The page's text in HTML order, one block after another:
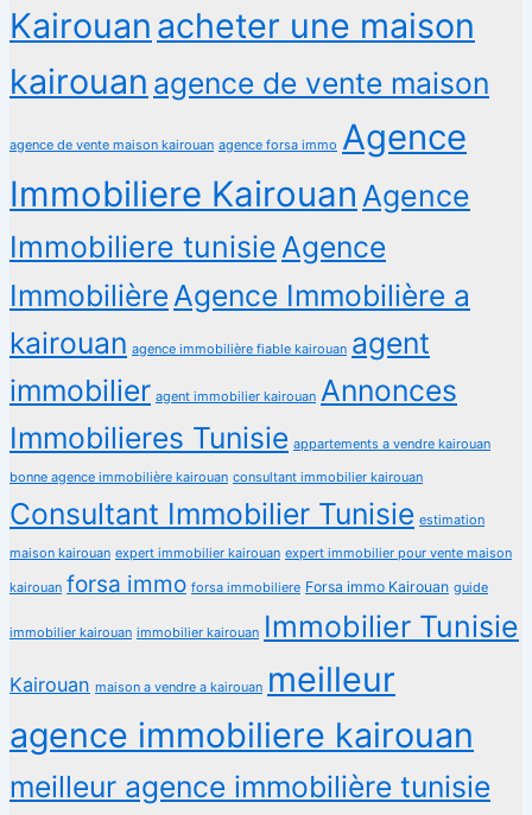
Kairouan acheter une maison
kairouan agence de vente maison
agence de vente maison kairouan agence forsa immo Agence
Immobiliere Kairouan Agence
Immobiliere tunisie Agence
Immobilière Agence Immobilière a
kairouan agence immobilière fiable kairouan agent
immobilier agent immobilier kairouan Annonces
Immobilieres Tunisie appartements a vendre kairouan
bonne agence immobilière kairouan consultant immobilier kairouan
Consultant Immobilier Tunisie estimation
maison kairouan expert immobilier kairouan expert immobilier pour vente maison
kairouan forsa immo forsa immobiliere Forsa immo Kairouan guide
immobilier kairouan immobilier kairouan Immobilier Tunisie
Kairouan maison a vendre a kairouan meilleur
agence immobiliere kairouan
meilleur agence immobilière tunisie